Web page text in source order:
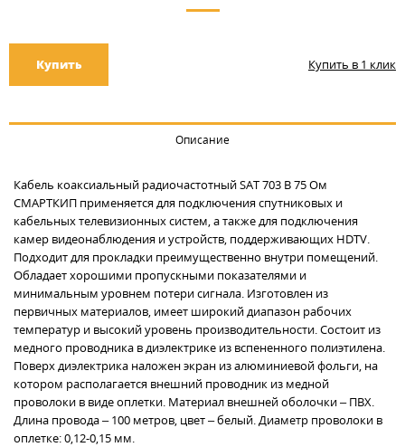
Купить Купить в 1 клик
Описание
Кабель коаксиальный радиочастотный SAT 703 B 75 Ом
СМАРТКИП применяется для подключения спутниковых и
кабельных телевизионных систем, а также для подключения
камер видеонаблюдения и устройств, поддерживающих HDTV.
Подходит для прокладки преимущественно внутри помещений.
Обладает хорошими пропускными показателями и
минимальным уровнем потери сигнала. Изготовлен из
первичных материалов, имеет широкий диапазон рабочих
температур и высокий уровень производительности. Состоит из
медного проводника в диэлектрике из вспененного полиэтилена.
Поверх диэлектрика наложен экран из алюминиевой фольги, на
котором располагается внешний проводник из медной
проволоки в виде оплетки. Материал внешней оболочки – ПВХ.
Длина провода – 100 метров, цвет – белый. Диаметр проволоки в
оплетке: 0,12-0,15 мм.